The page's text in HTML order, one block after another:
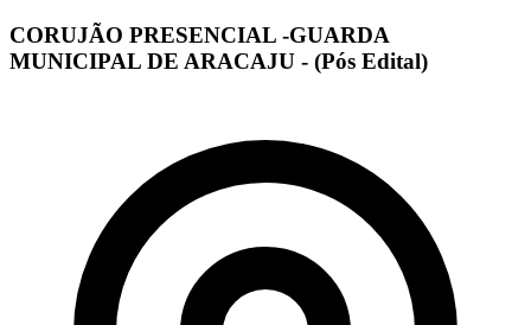
CORUJÃO PRESENCIAL -GUARDA
MUNICIPAL DE ARACAJU - (Pós Edital)